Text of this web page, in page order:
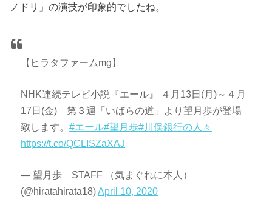
ノドリ」の演技が印象的でしたね。
【ヒラタファームmg】
NHK連続テレビ小説『エール』 ４月13日(月)～４月
17日(金) 第３週「いばらの道」より望月歩が登場
致します。#エール#望月歩#川俣銀行の人々
https://t.co/QCLISZaXAJ
— 望月歩 STAFF （気まぐれに本人）
(@hiratahirata18)April 10, 2020